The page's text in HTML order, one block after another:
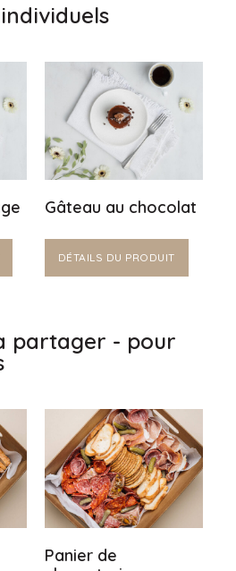
Gâteau au chocolat
DÉTAILS DU PRODUIT
partager - pour
Panier de